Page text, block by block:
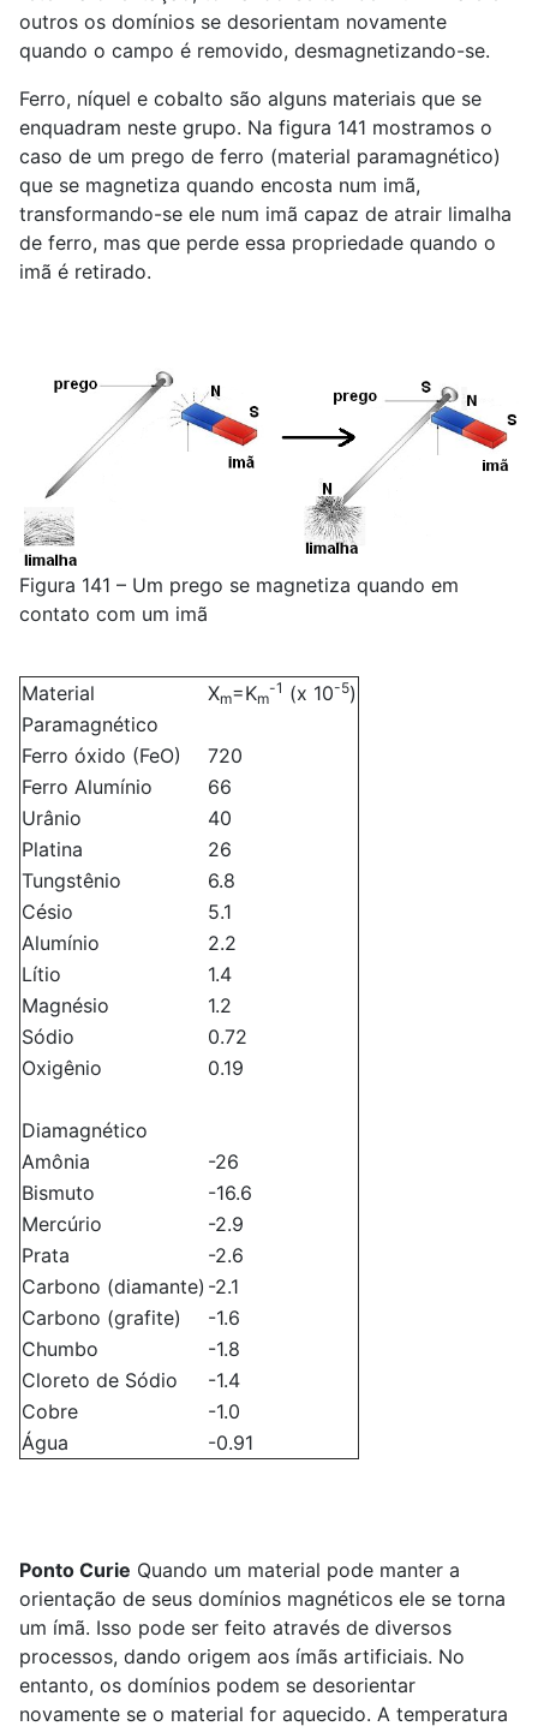
outros os domínios se desorientam novamente
quando o campo é removido, desmagnetizando-se.
Ferro, níquel e cobalto são alguns materiais que se
enquadram neste grupo. Na figura 141 mostramos o
caso de um prego de ferro (material paramagnético)
que se magnetiza quando encosta num imã,
transformando-se ele num imã capaz de atrair limalha
de ferro, mas que perde essa propriedade quando o
imã é retirado.
Figura 141 – Um prego se magnetiza quando em
contato com um imã
Material Xm=Km
-1 (x 10-5)
Paramagnético
Ferro óxido (FeO)
720
Ferro Alumínio
66
Urânio
40
Platina
26
Tungstênio
6.8
Césio
5.1
Alumínio
2.2
Lítio
1.4
Magnésio
1.2
Sódio
0.72
Oxigênio
0.19
Diamagnético
Amônia
-26
Bismuto
-16.6
Mercúrio
-2.9
Prata
-2.6
Carbono (diamante) -2.1
Carbono (grafite)
-1.6
Chumbo
-1.8
Cloreto de Sódio
-1.4
Cobre
-1.0
Água
-0.91
Ponto Curie Quando um material pode manter a
orientação de seus domínios magnéticos ele se torna
um ímã. Isso pode ser feito através de diversos
processos, dando origem aos ímãs artificiais. No
entanto, os domínios podem se desorientar
novamente se o material for aquecido. A temperatura